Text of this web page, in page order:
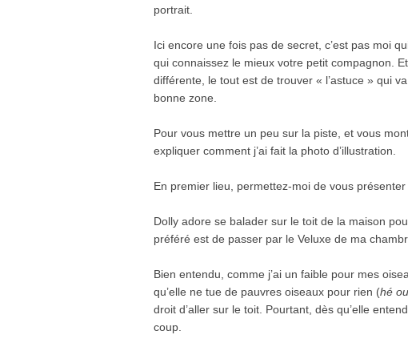
portrait.
Ici encore une fois pas de secret, c’est pas moi
qui connaissez le mieux votre petit compagnon.
différente, le tout est de trouver « l’astuce » qui
bonne zone.
Pour vous mettre un peu sur la piste, et vous
expliquer comment j’ai fait la photo d’illustration.
En premier lieu, permettez-moi de vous
Dolly adore se balader sur le toit de la maison
préféré est de passer par le Veluxe de ma
Bien entendu, comme j’ai un faible pour mes
qu’elle ne tue de pauvres oiseaux pour rien (hé
droit d’aller sur le toit. Pourtant, dès qu’elle
coup.